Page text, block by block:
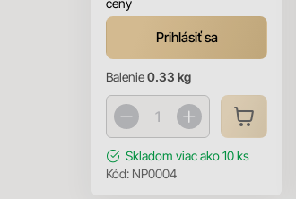
ceny
Prihlásiť sa
Balenie0.33 kg
Skladom viac ako 10 ks
Kód: NP0004